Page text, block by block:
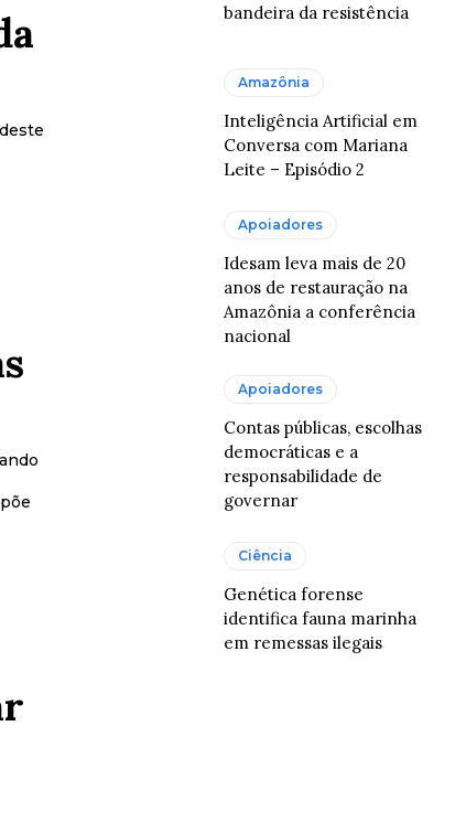
bandeira da resistência
Amazônia
Inteligência Artificial em
Conversa com Mariana
Leite – Episódio 2
Apoiadores
Idesam leva mais de 20
anos de restauração na
Amazônia a conferência
nacional
Apoiadores
Contas públicas, escolhas
democráticas e a
responsabilidade de
governar
Ciência
Genética forense
identifica fauna marinha
em remessas ilegais